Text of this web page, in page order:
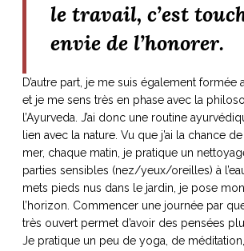
le travail, c’est
envie de l’honorer.
D’autre part, je me suis également formée
et je me sens très en phase avec la
l’Ayurveda. J’ai donc une routine
lien avec la nature. Vu que j’ai la chance
mer, chaque matin, je pratique un
parties sensibles (nez/yeux/oreilles) à
mets pieds nus dans le jardin, je pose
l’horizon. Commencer une journée par
très ouvert permet d’avoir des pensées
Je pratique un peu de yoga, de